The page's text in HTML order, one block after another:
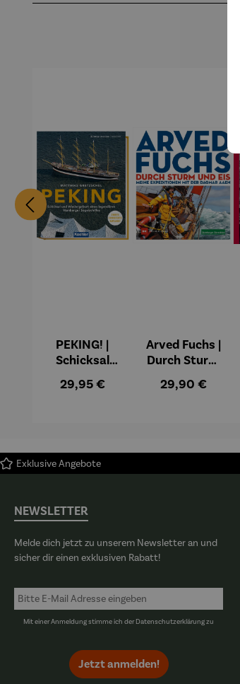
PEKING! |
Schicksal
Wiedergebur
Segelschiffes
Regulärer Preis:
29,95 €
Arved Fuchs |
Durch Sturm
Regulärer Preis:
29,90 €
Exklusive Angebote
NEWSLETTER
Melde dich jetzt zu unserem Newsletter an und
sicher dir einen exklusiven Rabatt!
Mit einer Anmeldung stimme ich derDatenschutzerklärungzu
Jetzt anmelden!